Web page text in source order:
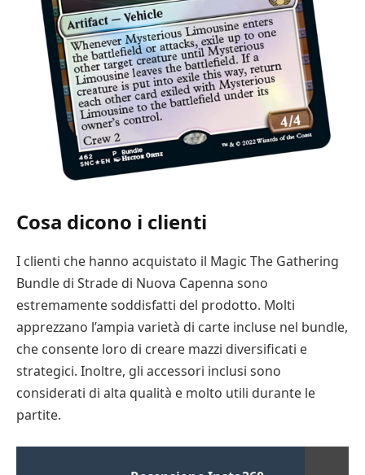
Cosa dicono i clienti
I clienti che hanno acquistato il Magic The Gathering
Bundle di Strade di Nuova Capenna sono
estremamente soddisfatti del prodotto. Molti
apprezzano l’ampia varietà di carte incluse nel bundle,
che consente loro di creare mazzi diversificati e
strategici. Inoltre, gli accessori inclusi sono
considerati di alta qualità e molto utili durante le
partite.